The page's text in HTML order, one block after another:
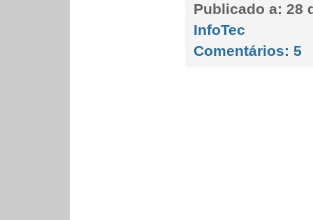
Publicado a: 28
InfoTec
Comentários: 5